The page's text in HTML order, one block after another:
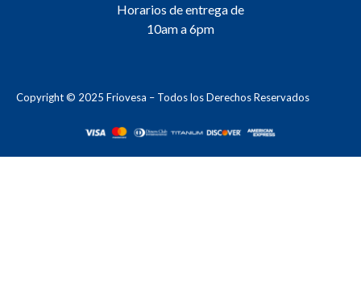
Horarios de entrega de
10am a 6pm
Copyright © 2025 Friovesa – Todos los Derechos Reservados